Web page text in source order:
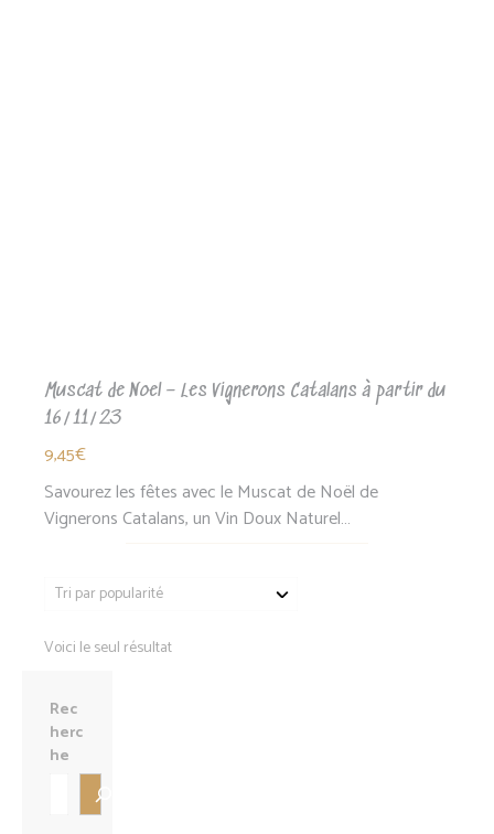
Muscat de Noel – Les Vignerons Catalans à partir du
16/11/23
9,45€
Savourez les fêtes avec le Muscat de Noël de
Vignerons Catalans, un Vin Doux Naturel…
Voici le seul résultat
Rec
herc
he